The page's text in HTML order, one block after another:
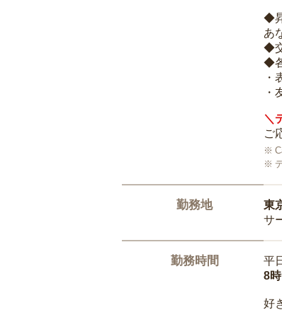
◆
あ
◆
◆
・
・
＼
ご
勤務地
東
サ
勤務時間
平
8
好